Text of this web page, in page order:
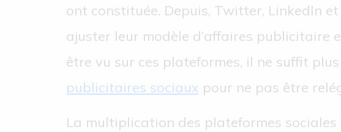
ont constituée. Depuis, Twitter, LinkedIn
ajuster leur modèle d’affaires publicitaire
être vu sur ces plateformes, il ne suffit
publicitaires sociaux pour ne pas être
La multiplication des plateformes